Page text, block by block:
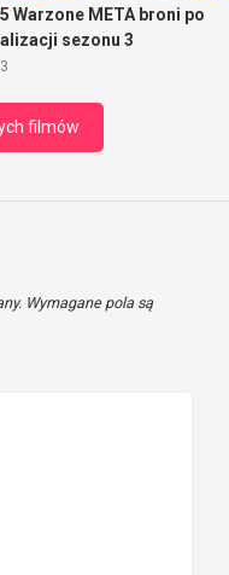
Warzone META broni po
sezonu 3
filmów
Wymagane pola są